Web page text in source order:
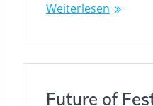
Weiterlesen
Future of